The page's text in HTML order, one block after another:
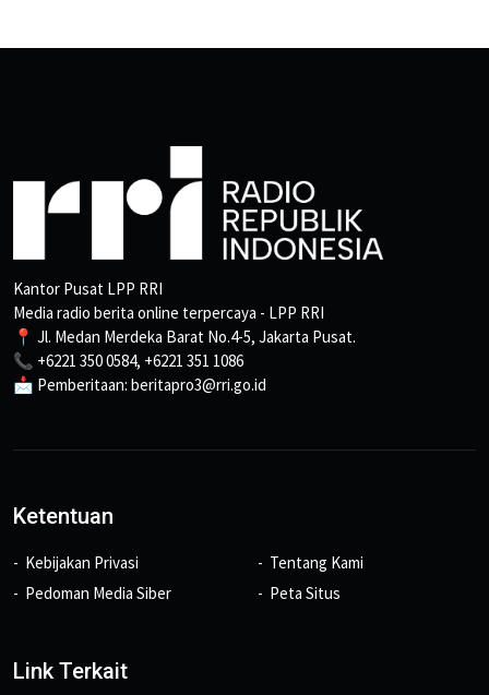
Kantor Pusat LPP RRI
Media radio berita online terpercaya - LPP RRI
📍 Jl. Medan Merdeka Barat No.4-5, Jakarta Pusat.
📞 +6221 350 0584, +6221 351 1086
📩 Pemberitaan: beritapro3@rri.go.id
Ketentuan
Kebijakan Privasi
Pedoman Media Siber
Tentang Kami
Peta Situs
Link Terkait